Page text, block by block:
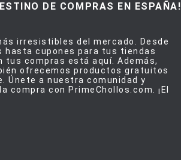
DE COMPRAS EN ESPAÑA!
irresistibles del mercado. Desde
hasta cupones para tus tiendas
compras está aquí. Además,
ofrecemos productos gratuitos
Únete a nuestra comunidad y
con PrimeChollos.com. ¡El